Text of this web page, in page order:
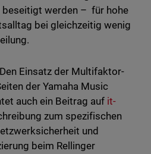
beseitigt werden – für hohe
bei gleichzeitig wenig
Einsatz der Multifaktor-
der Yamaha Music
auch ein Beitrag auf it-
zum spezifischen
und
beim Rellinger